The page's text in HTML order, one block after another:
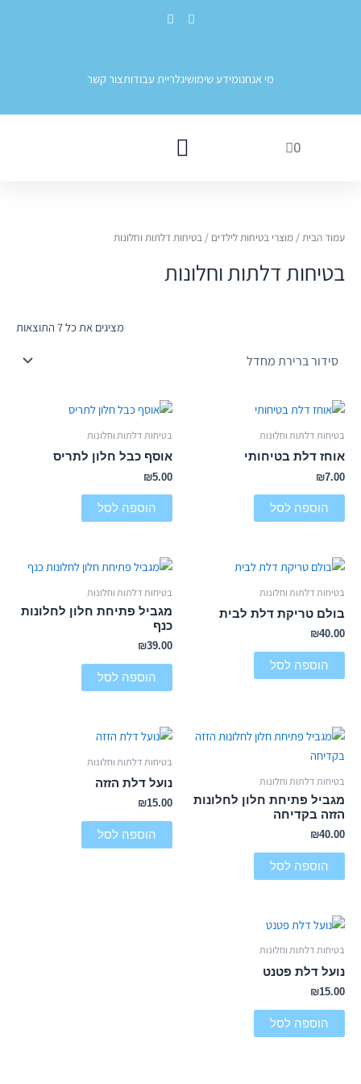
מי אנחנומידע שימושיגלריית עבודותצור קשר
F
o
E
o
0
עגלת
עמוד הבית/ מוצרי בטיחות לילדים / בטיחות דלתות וחלונות
בטיחות דלתות וחלונות
מציגים את כל ⁦7⁩ התוצאות
בטיחות דלתות וחלונות
אוחז דלת בטיחותי
₪7.00
הוספה לסל
בטיחות דלתות וחלונות
אוסף כבל חלון לתריס
₪5.00
הוספה לסל
בטיחות דלתות וחלונות
בולם טריקת דלת לבית
₪40.00
הוספה לסל
בטיחות דלתות וחלונות
מגביל פתיחת חלון לחלונות
כנף
₪39.00
הוספה לסל
בטיחות דלתות וחלונות
מגביל פתיחת חלון לחלונות
הזזה בקדיחה
₪40.00
הוספה לסל
בטיחות דלתות וחלונות
נועל דלת הזזה
₪15.00
הוספה לסל
בטיחות דלתות וחלונות
נועל דלת פטנט
₪15.00
הוספה לסל